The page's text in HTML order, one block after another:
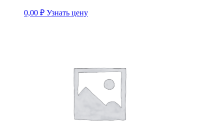
0,00 ₽ Узнать цену